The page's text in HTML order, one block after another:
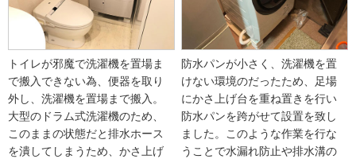
トイレが邪魔で洗濯機を置場ま
で搬入できない為、便器を取り
外し、洗濯機を置場まで搬入。
大型のドラム式洗濯機のため、
このままの状態だと排水ホース
を潰してしまうため、かさ上げ
防水パンが小さく、洗濯機を置
けない環境のだったため、足場
にかさ上げ台を重ね置きを行い
防水パンを跨がせて設置を致し
ました。このような作業を行な
うことで水漏れ防止や排水溝の